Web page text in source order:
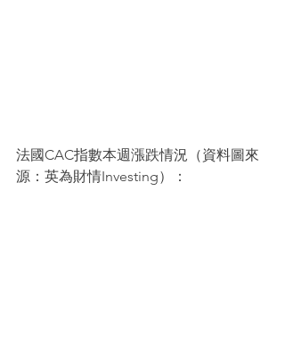
法國CAC指數本週漲跌情況（資料圖來
源：英為財情Investing）：